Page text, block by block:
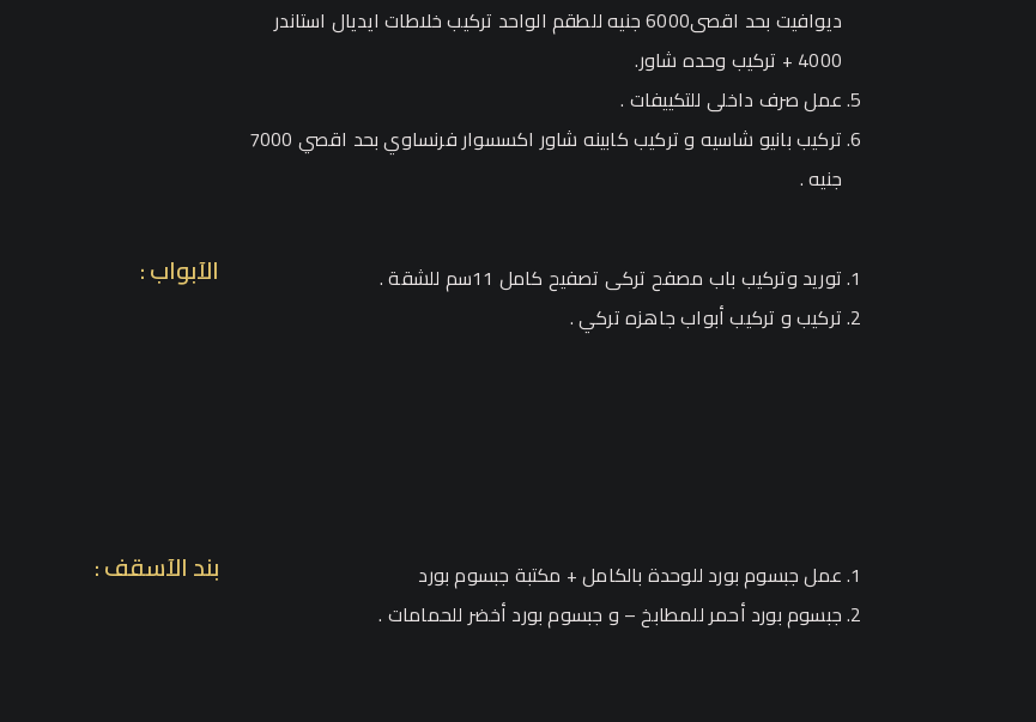
ديوافيت بحد اقصى6000 جنيه للطقم الواحد تركيب خلاطات ايديال استاندر
4000 + تركيب وحده شاور.
عمل صرف داخلى للتكييفات .
تركيب بانيو شاسيه و تركيب كابينه شاور اكسسوار فرنساوي بحد اقصي 7000
جنيه .
توريد وتركيب باب مصفح تركى تصفيح كامل 11سم للشقة .
تركيب و تركيب أبواب جاهزه تركي .
الآبواب :
عمل جبسوم بورد للوحدة بالكامل + مكتبة جبسوم بورد
جبسوم بورد أحمر للمطابخ – و جبسوم بورد أخضر للحمامات .
بند الآسقف :